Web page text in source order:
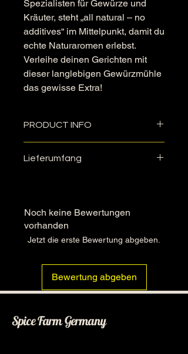
Spezialisten für Gewürze und
Kräuter, steht „all natural – no
additives“ im Mittelpunkt, damit du
echte Naturaromen erlebst.
Verleihe deinen Gerichten mit
dieser langlebigen Gewürzmühle
das gewisse Extra!
PRODUCT INFO
Fassungsvermögen und
Lieferumfang
Noch keine Bewertungen
vorhanden
Jetzt die erste Bewertung abgeben.
Bewertung abgeben
Spice Farm Germany